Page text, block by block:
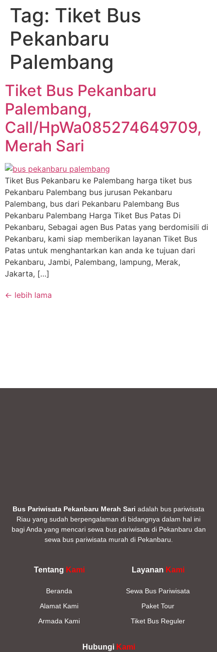
Tag: Tiket Bus
Pekanbaru
Palembang
Tiket Bus Pekanbaru
Palembang,
Call/HpWa085274649709,
Merah Sari
Tiket Bus Pekanbaru ke Palembang harga tiket bus
Pekanbaru Palembang bus jurusan Pekanbaru
Palembang, bus dari Pekanbaru Palembang Bus
Pekanbaru Palembang Harga Tiket Bus Patas Di
Pekanbaru, Sebagai agen Bus Patas yang berdomisili di
Pekanbaru, kami siap memberikan layanan Tiket Bus
Patas untuk menghantarkan kan anda ke tujuan dari
Pekanbaru, Jambi, Palembang, lampung, Merak,
Jakarta, […]
← lebih lama
Bus Pariwisata Pekanbaru Merah Sari adalah bus pariwisata
Riau yang sudah berpengalaman di bidangnya dalam hal ini
bagi Anda yang mencari sewa bus pariwisata di Pekanbaru dan
sewa bus pariwisata murah di Pekanbaru.
Tentang Kami
Beranda
Alamat Kami
Armada Kami
Layanan Kami
Sewa Bus Pariwisata
Paket Tour
Tiket Bus Reguler
Hubungi Kami